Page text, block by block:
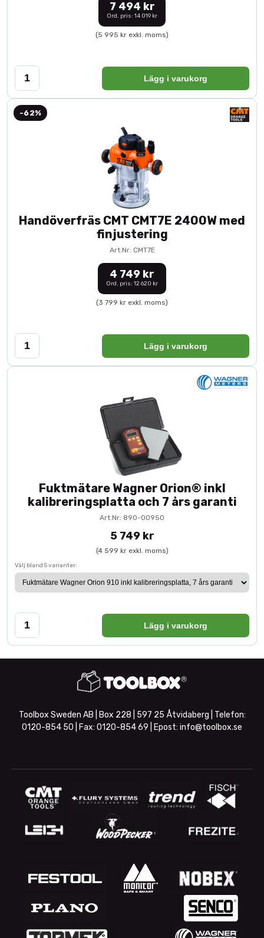
7 494 kr
Ord. pris: 14 019 kr
(5 995 kr exkl. moms)
Lägg i varukorg
-62%
Handöverfräs CMT CMT7E 2400W med
finjustering
Art.Nr: CMT7E
4 749 kr
Ord. pris: 12 620 kr
(3 799 kr exkl. moms)
Lägg i varukorg
Fuktmätare Wagner Orion® inkl
kalibreringsplatta och 7 års garanti
Art.Nr: 890-00950
5 749 kr
(4 599 kr exkl. moms)
Välj bland 5 varianter:
Lägg i varukorg
Toolbox Sweden AB | Box 228 | 597 25 Åtvidaberg | Telefon:
0120-854 50 | Fax: 0120-854 69 | Epost: info@toolbox.se